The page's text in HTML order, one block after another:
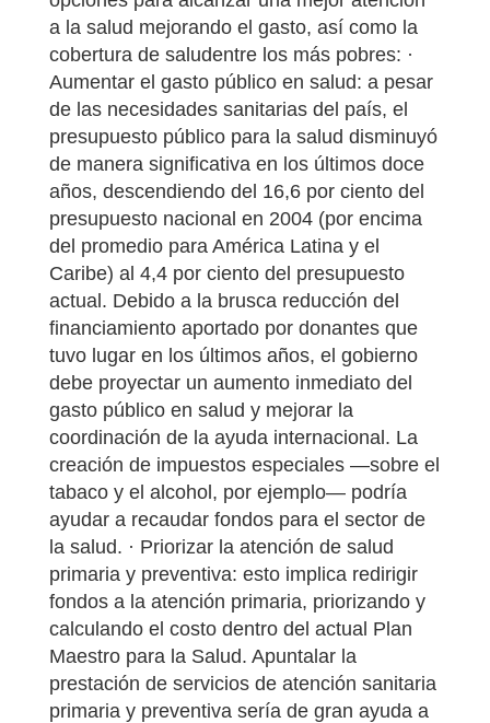
a la salud mejorando el gasto, así como la
cobertura de saludentre los más pobres: ·
Aumentar el gasto público en salud: a pesar
de las necesidades sanitarias del país, el
presupuesto público para la salud disminuyó
de manera significativa en los últimos doce
años, descendiendo del 16,6 por ciento del
presupuesto nacional en 2004 (por encima
del promedio para América Latina y el
Caribe) al 4,4 por ciento del presupuesto
actual. Debido a la brusca reducción del
financiamiento aportado por donantes que
tuvo lugar en los últimos años, el gobierno
debe proyectar un aumento inmediato del
gasto público en salud y mejorar la
coordinación de la ayuda internacional. La
creación de impuestos especiales —sobre el
tabaco y el alcohol, por ejemplo— podría
ayudar a recaudar fondos para el sector de
la salud. · Priorizar la atención de salud
primaria y preventiva: esto implica redirigir
fondos a la atención primaria, priorizando y
calculando el costo dentro del actual Plan
Maestro para la Salud. Apuntalar la
prestación de servicios de atención sanitaria
primaria y preventiva sería de gran ayuda a